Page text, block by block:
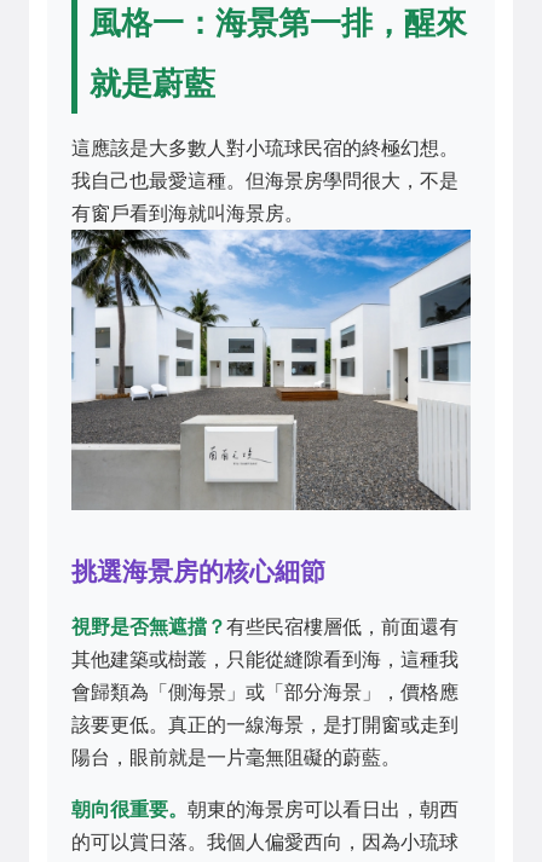
風格一：海景第一排，醒來
就是蔚藍
這應該是大多數人對小琉球民宿的終極幻想。
我自己也最愛這種。但海景房學問很大，不是
有窗戶看到海就叫海景房。
挑選海景房的核心細節
視野是否無遮擋？有些民宿樓層低，前面還有
其他建築或樹叢，只能從縫隙看到海，這種我
會歸類為「側海景」或「部分海景」，價格應
該要更低。真正的一線海景，是打開窗或走到
陽台，眼前就是一片毫無阻礙的蔚藍。
朝向很重要。 朝東的海景房可以看日出，朝西
的可以賞日落。我個人偏愛西向，因為小琉球